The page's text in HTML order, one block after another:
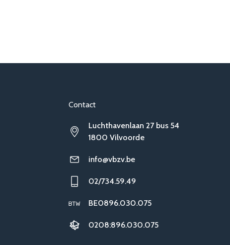
Contact
Luchthavenlaan 27 bus 54
1800 Vilvoorde
info@vbzv.be
02/734.59.49
BE0896.030.075
0208:896.030.075